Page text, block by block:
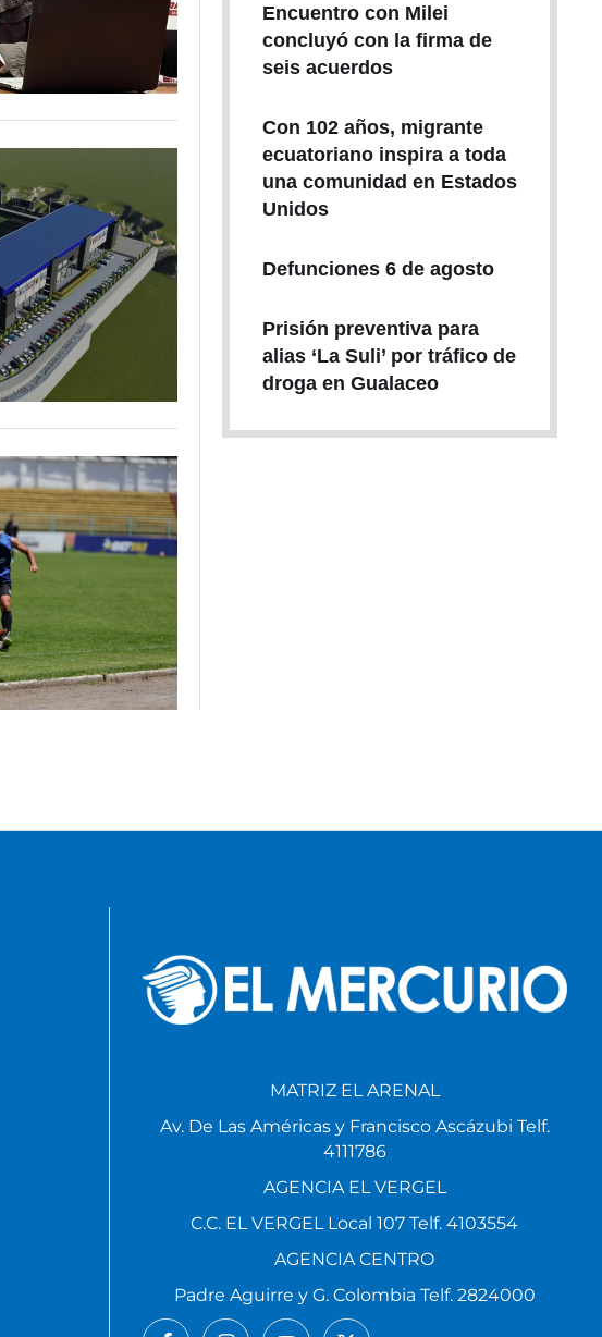
Encuentro con Milei
concluyó con la firma de
seis acuerdos
Con 102 años, migrante
ecuatoriano inspira a toda
una comunidad en Estados
Unidos
Defunciones 6 de agosto
Prisión preventiva para
alias ‘La Suli’ por tráfico de
droga en Gualaceo
MATRIZ EL ARENAL
Av. De Las Américas y Francisco Ascázubi Telf.
4111786
AGENCIA EL VERGEL
C.C. EL VERGEL Local 107 Telf. 4103554
AGENCIA CENTRO
Padre Aguirre y G. Colombia Telf. 2824000